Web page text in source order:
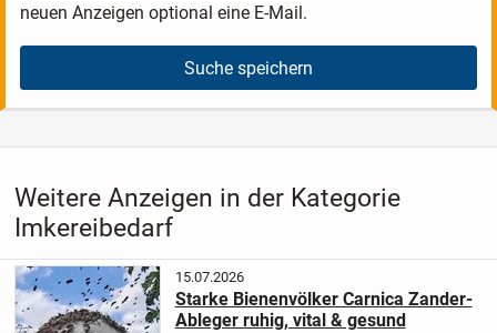
neuen Anzeigen optional eine E-Mail.
Suche speichern
Weitere Anzeigen in der Kategorie
Imkereibedarf
15.07.2026
Starke Bienenvölker Carnica Zander-
Ableger ruhig, vital & gesund